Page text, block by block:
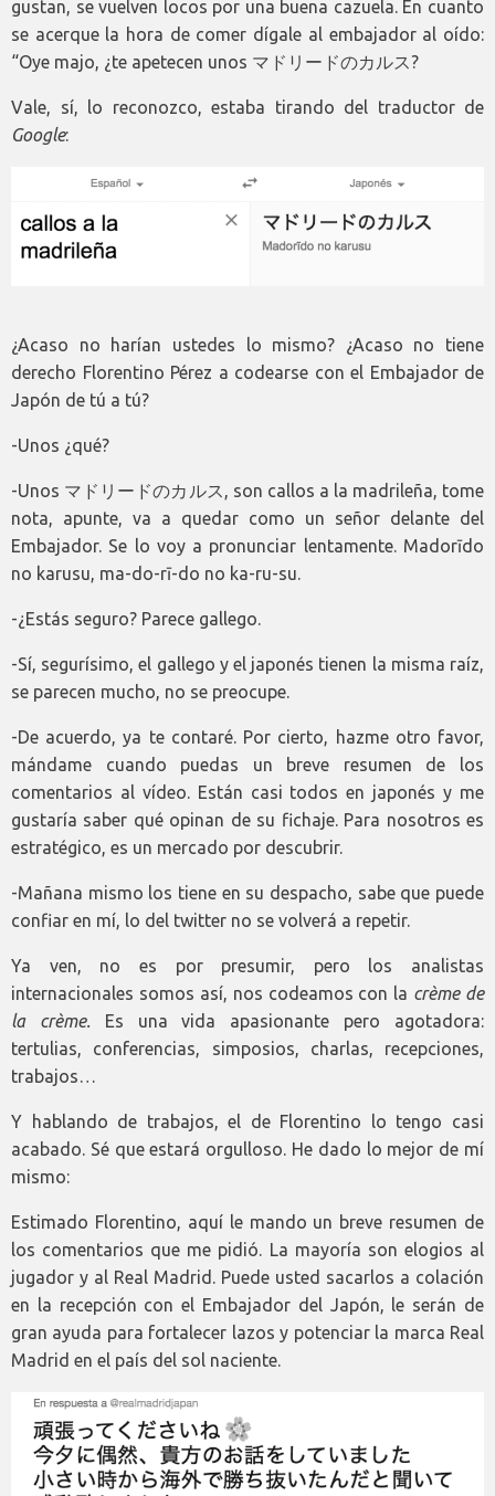
gustan, se vuelven locos por una buena cazuela. En cuanto
se acerque la hora de comer dígale al embajador al oído:
“Oye majo, ¿te apetecen unos マドリードのカルス?
Vale, sí, lo reconozco, estaba tirando del traductor de
Google:
¿Acaso no harían ustedes lo mismo? ¿Acaso no tiene
derecho Florentino Pérez a codearse con el Embajador de
Japón de tú a tú?
-Unos ¿qué?
-Unos マドリードのカルス, son callos a la madrileña, tome
nota, apunte, va a quedar como un señor delante del
Embajador. Se lo voy a pronunciar lentamente. Madorīdo
no karusu, ma-do-rī-do no ka-ru-su.
-¿Estás seguro? Parece gallego.
-Sí, segurísimo, el gallego y el japonés tienen la misma raíz,
se parecen mucho, no se preocupe.
-De acuerdo, ya te contaré. Por cierto, hazme otro favor,
mándame cuando puedas un breve resumen de los
comentarios al vídeo. Están casi todos en japonés y me
gustaría saber qué opinan de su fichaje. Para nosotros es
estratégico, es un mercado por descubrir.
-Mañana mismo los tiene en su despacho, sabe que puede
confiar en mí, lo del twitter no se volverá a repetir.
Ya ven, no es por presumir, pero los analistas
internacionales somos así, nos codeamos con la crème de
la crème. Es una vida apasionante pero agotadora:
tertulias, conferencias, simposios, charlas, recepciones,
trabajos…
Y hablando de trabajos, el de Florentino lo tengo casi
acabado. Sé que estará orgulloso. He dado lo mejor de mí
mismo:
Estimado Florentino, aquí le mando un breve resumen de
los comentarios que me pidió. La mayoría son elogios al
jugador y al Real Madrid. Puede usted sacarlos a colación
en la recepción con el Embajador del Japón, le serán de
gran ayuda para fortalecer lazos y potenciar la marca Real
Madrid en el país del sol naciente.